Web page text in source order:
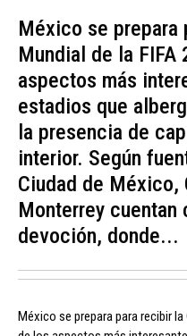
México se prepara
Mundial de la FIFA
aspectos más
estadios que
la presencia de
interior. Según
Ciudad de México,
Monterrey
devoción, donde...
México se prepara para recibir la